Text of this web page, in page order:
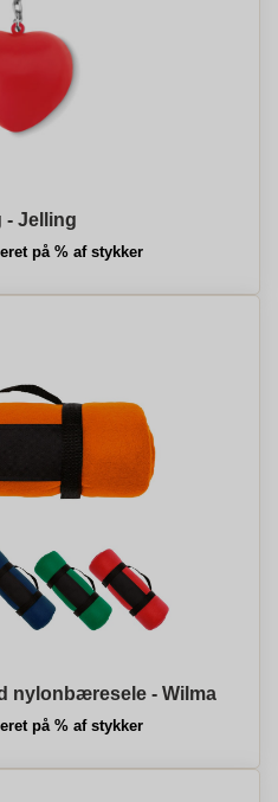
- Jelling
på % af stykker
nylonbæresele - Wilma
på % af stykker